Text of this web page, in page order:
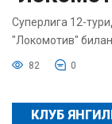
Суперлига 12-
"Локомотив"
82 0
КЛУБ